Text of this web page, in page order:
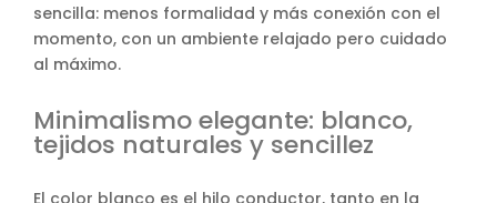
sencilla: menos formalidad y más conexión con el
momento, con un ambiente relajado pero cuidado
al máximo.
Minimalismo elegante: blanco,
tejidos naturales y sencillez
El color blanco es el hilo conductor, tanto en la